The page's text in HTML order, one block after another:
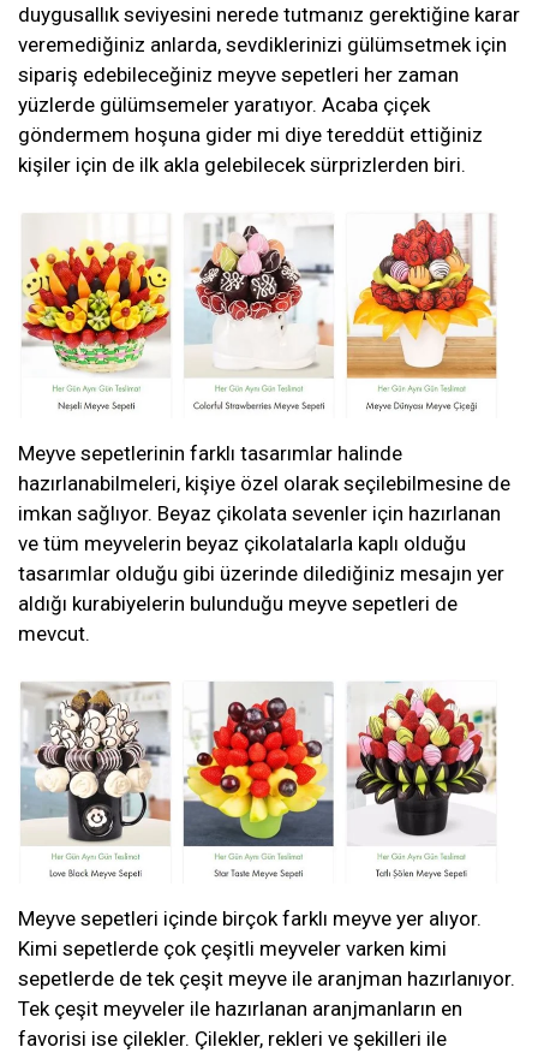
duygusallık seviyesini nerede tutmanız gerektiğine karar
veremediğiniz anlarda, sevdiklerinizi gülümsetmek için
sipariş edebileceğiniz meyve sepetleri her zaman
yüzlerde gülümsemeler yaratıyor. Acaba çiçek
göndermem hoşuna gider mi diye tereddüt ettiğiniz
kişiler için de ilk akla gelebilecek sürprizlerden biri.
Meyve sepetlerinin farklı tasarımlar halinde
hazırlanabilmeleri, kişiye özel olarak seçilebilmesine de
imkan sağlıyor. Beyaz çikolata sevenler için hazırlanan
ve tüm meyvelerin beyaz çikolatalarla kaplı olduğu
tasarımlar olduğu gibi üzerinde dilediğiniz mesajın yer
aldığı kurabiyelerin bulunduğu meyve sepetleri de
mevcut.
Meyve sepetleri içinde birçok farklı meyve yer alıyor.
Kimi sepetlerde çok çeşitli meyveler varken kimi
sepetlerde de tek çeşit meyve ile aranjman hazırlanıyor.
Tek çeşit meyveler ile hazırlanan aranjmanların en
favorisi ise çilekler. Çilekler, rekleri ve şekilleri ile